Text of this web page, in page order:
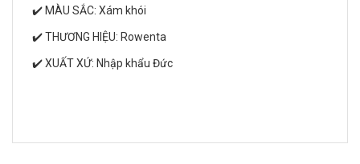
✔️ MÀU SẮC: Xám khói
✔️ THƯƠNG HIỆU: Rowenta
✔️ XUẤT XỨ: Nhập khẩu Đức